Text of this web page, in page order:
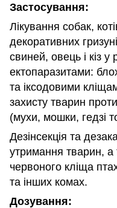
Застосування:
Лікування собак,
декоративних
свиней, овець і кіз у
ектопаразитами:
та іксодовими
захисту тварин
(мухи, мошки, гедзі
Дезінсекція та
утримання тварин,
червоного кліща
та інших комах.
Дозування: